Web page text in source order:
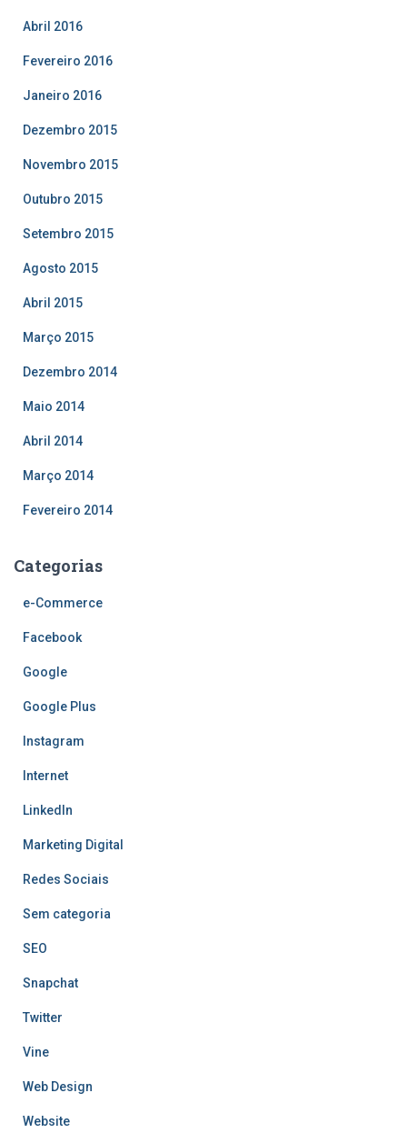
Abril 2016
Fevereiro 2016
Janeiro 2016
Dezembro 2015
Novembro 2015
Outubro 2015
Setembro 2015
Agosto 2015
Abril 2015
Março 2015
Dezembro 2014
Maio 2014
Abril 2014
Março 2014
Fevereiro 2014
Categorias
e-Commerce
Facebook
Google
Google Plus
Instagram
Internet
LinkedIn
Marketing Digital
Redes Sociais
Sem categoria
SEO
Snapchat
Twitter
Vine
Web Design
Website